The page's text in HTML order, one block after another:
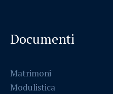
Documenti
Matrimoni
Modulistica